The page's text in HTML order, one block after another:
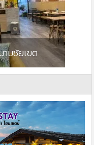
มชัยเขต